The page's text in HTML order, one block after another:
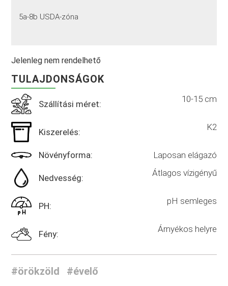
5a-8b USDA-zóna
Jelenleg nem rendelhető
TULAJDONSÁGOK
Szállítási méret: 10-15 cm
Kiszerelés: K2
Növényforma: Laposan elágazó
Nedvesség: Átlagos vízigényű
PH: pH semleges
Fény: Árnyékos helyre
#örökzöld #évelő